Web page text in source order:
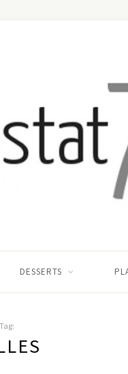
DESSERTS